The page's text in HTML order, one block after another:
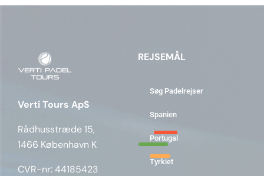
Verti Tours ApS
Rådhusstræde 15,
1466 København K
CVR-nr: 44185423
REJSEMÅL
Søg Padelrejser
Spanien
Portugal
Tyrkiet